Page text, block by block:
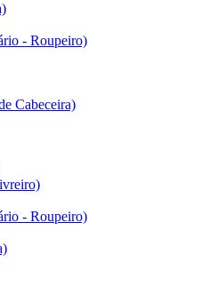
- Roupeiro)
Cabeceira)
- Roupeiro)